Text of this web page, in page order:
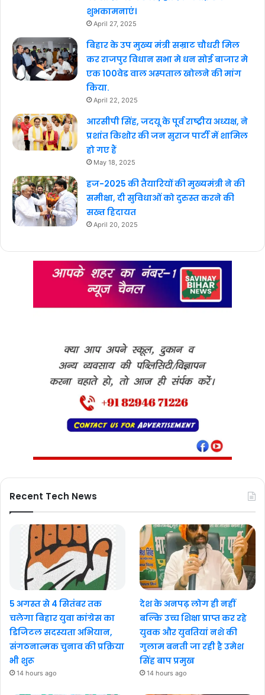
शुभकामनाएं।
April 27, 2025
बिहार के उप मुख्य मंत्री सम्राट चौधरी मिल
कर राजपुर विधान सभा मे धन सोई बाजार मे
एक 100वेड वाल अस्पताल खोलने की मांग
किया.
April 22, 2025
आरसीपी सिंह, जदयू के पूर्व राष्ट्रीय अध्यक्ष, ने
प्रशांत किशोर की जन सुराज पार्टी में शामिल
हो गए हैं
May 18, 2025
हज-2025 की तैयारियों की मुख्यमंत्री ने की
समीक्षा, दी सुविधाओं को दुरुस्त करने की
सख्त हिदायत
April 20, 2025
Recent Tech News
5 अगस्त से 4 सितंबर तक
चलेगा बिहार युवा कांग्रेस का
डिजिटल सदस्यता अभियान,
संगठनात्मक चुनाव की प्रक्रिया
भी शुरू
14 hours ago
देश के अनपढ़ लोग ही नहीं
बल्कि उच्च शिक्षा प्राप्त कर रहे
युवक और युवतियां नशे की
गुलाम बनती जा रही है उमेश
सिंह बाप प्रमुख
14 hours ago